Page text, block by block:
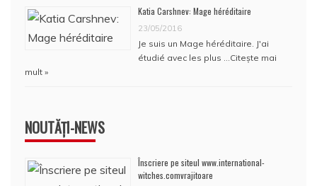
Katia Carshnev: Mage héréditaire
23/05/2016
Je suis un Mage héréditaire. J'ai
étudié avec les plus … Citește mai
mult »
NOUTĂȚI-NEWS
Înscriere pe siteul www.international-
witches.comvrajitoare